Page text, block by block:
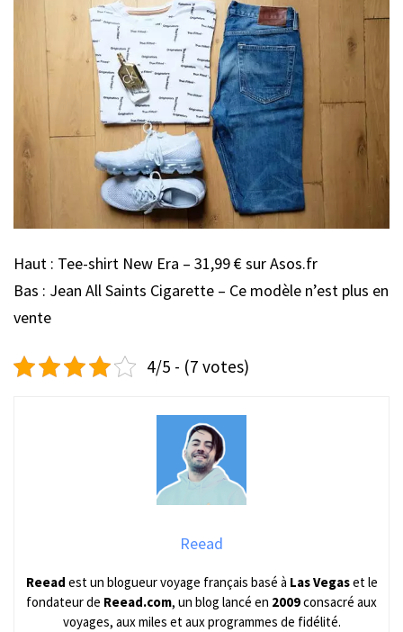
Haut : Tee-shirt New Era – 31,99 € sur Asos.fr
Bas : Jean All Saints Cigarette – Ce modèle n’est plus en
vente
4/5 - (7 votes)
Reead
Reead est un blogueur voyage français basé à Las Vegaset le
fondateur de Reead.com, un blog lancé en 2009consacré aux
voyages, aux miles et aux programmes de fidélité.